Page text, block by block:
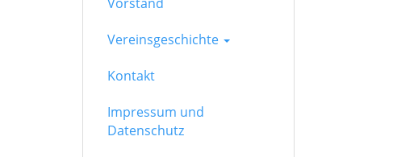
Vereinsgeschichte
Kontakt
Impressum und
Datenschutz